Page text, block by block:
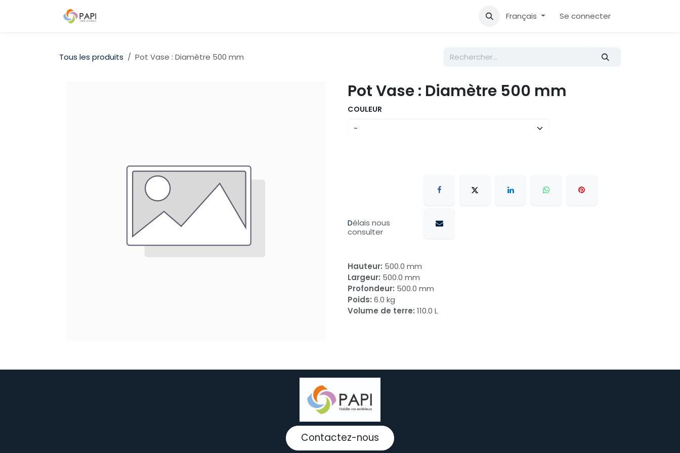
AideFrançais Se connecter
Tous les produits Pot Vase : Diamètre 500 mm
Pot Vase : Diamètre 500 mm
COULEUR
Délais nous
consulter
Hauteur: 500.0 mm
Largeur: 500.0 mm
Profondeur: 500.0 mm
Poids: 6.0 kg
Volume de terre: 110.0 L
Contactez-nous